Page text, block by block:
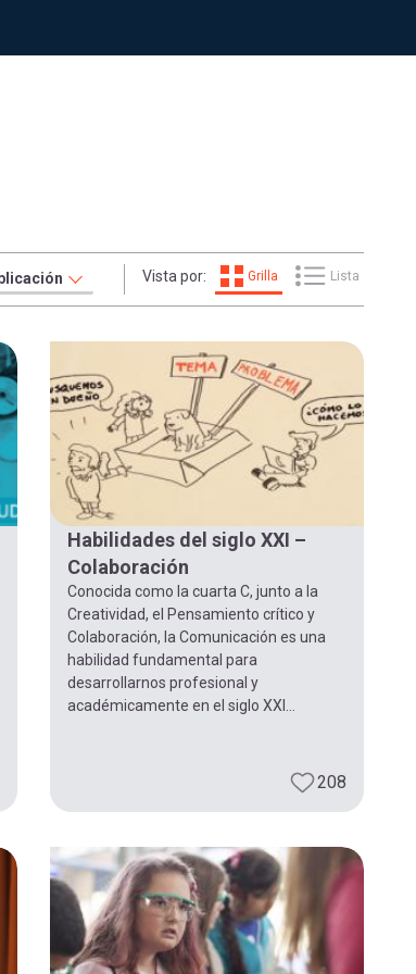
Vista por: Grilla Lista
Habilidades del siglo XXI –
Colaboración
Conocida como la cuarta C, junto a la
Creatividad, el Pensamiento crítico y
Colaboración, la Comunicación es una
habilidad fundamental para
desarrollarnos profesional y
académicamente en el siglo XXI...
208